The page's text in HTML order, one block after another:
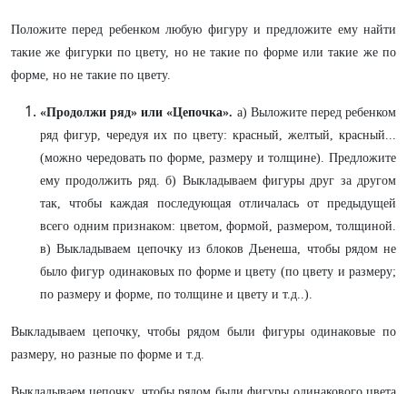
Положите перед ребенком любую фигуру и предложите ему найти
такие же фигурки по цвету, но не такие по форме или такие же по
форме, но не такие по цвету.
«Продолжи ряд» или «Цепочка». а) Выложите перед ребенком
ряд фигур, чередуя их по цвету: красный, желтый, красный...
(можно чередовать по форме, размеру и толщине). Предложите
ему продолжить ряд. б) Выкладываем фигуры друг за другом
так, чтобы каждая последующая отличалась от предыдущей
всего одним признаком: цветом, формой, размером, толщиной.
в) Выкладываем цепочку из блоков Дьенеша, чтобы рядом не
было фигур одинаковых по форме и цвету (по цвету и размеру;
по размеру и форме, по толщине и цвету и т.д..).
Выкладываем цепочку, чтобы рядом были фигуры одинаковые по
размеру, но разные по форме и т.д.